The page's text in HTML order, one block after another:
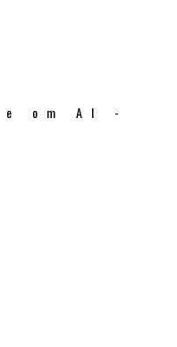
om AI -